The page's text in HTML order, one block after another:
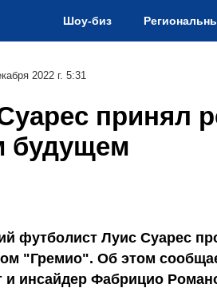
Шоу-биз
2022 г. 5:31
принял
будущем
футболист Луис Суарес
"Гремио". Об этом
и инсайдер Фабрицио